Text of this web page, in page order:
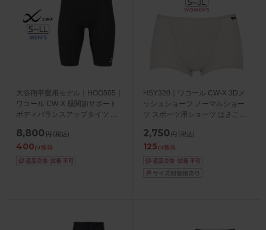
大谷翔平愛用モデル｜HOO505｜
ワコール CW-X 股関節サポート
ボディバランスアップタイツ ス
8,800 円 (税込)
400pt獲得
HSY320｜ワコール CW-X 3Dメ
ッシュショーツ ノーマルショー
ツ スポーツ用ショーツ はきこみ
2,750 円 (税込)
125pt獲得